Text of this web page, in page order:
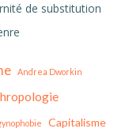
de substitution
Andrea Dworkin
Capitalisme